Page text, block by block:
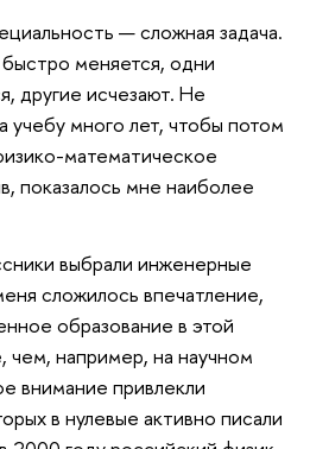
— сложная задача.
меняется, одни
другие исчезают. Не
учебу много лет, чтобы потом
математическое
показалось мне наиболее
выбрали инженерные
сложилось впечатление,
образование в этой
например, на научном
внимание привлекли
в нулевые активно писали